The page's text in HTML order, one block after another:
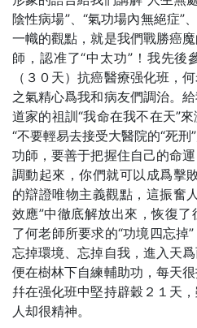
陰性病場”、“氣功場內無絕症”
一幟的觀點，就是我們戰勝癌
師，認准了“中太功”！我先後
（３０天）抗癌醫療强化班，
之氣精心爲我和病友們調治。
道家的祖訓“我命在我不在天”
“不要輕易去接受大醫院的“死
功師，要善于把握住自己的命
調動起來，你們就可以成爲擊
的辯證唯物主義觀點，這振奮
效應”中徹底解放出來，恢復
了何老師所要求的“功境四忘掉
忘掉環境、忘掉自我，進入天
便在樹林下自練輔助功，每天
幷在强化班中堅持辟穀２１天
人却很精神。